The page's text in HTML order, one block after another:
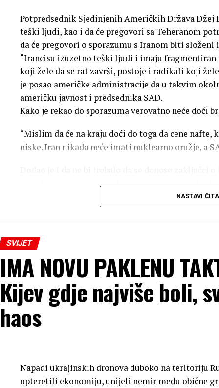
u ljudskoj istoriji. Prema različitim procjenama,
godine ubila je između 70.000 i 100.000 ljudi na
Do kraja 1945. godine, broj žrtava porastao je na
zadobijenih povreda i izloženosti zračenju.
350.000.
SAD i dalje ne priznaju moralnu odgovornost za
postupke kao “vojnu nužnost”.
Potpredsednik Sjedinjenih Američkih Država Džej
teški ljudi, kao i da će pregovori sa Teheranom
da će pregovori o sporazumu s Iranom biti složeni
“Irancisu izuzetno teški ljudi i imaju
koji žele da se rat završi, postoje i radikali koji žele
je posao američke administracije da u takvim
američku javnost i predsednika SAD.
Kako je rekao do sporazuma verovatno neće doći
“Mislim da će na kraju doći do toga da cene nafte,
niske. Iran nikada neće imati nuklearno oružje, a
će SAD nastaviti da se oslanja na vojni pritisak,
“Mi smo nekako usred igre i i ljudi pokušavaju da
NASTAVI
SVIJET
IMA NOVU PAKLENU
Kijev gdje najviše boli,
haos
Napadi ukrajinskih dronova duboko na teritoriju
opteretili ekonomiju, unijeli nemir među obične